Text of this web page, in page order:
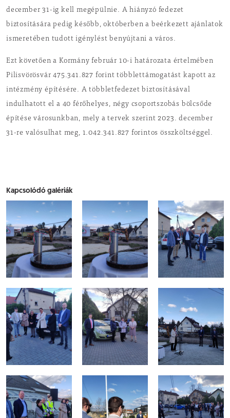
december 31-ig kell megépülnie. A hiányzó fedezet
biztosítására pedig később, októberben a beérkezett ajánlatok
ismeretében tudott igénylést benyújtani a város.
Ezt követően a Kormány február 10-i határozata értelmében
Pilisvörösvár 475.341.827 forint többlettámogatást kapott az
intézmény építésére. A többletfedezet biztosításával
indulhatott el a 40 férőhelyes, négy csoportszobás bölcsőde
építése városunkban, mely a tervek szerint 2023. december
31-re valósulhat meg, 1.042.341.827 forintos összköltséggel.
Kapcsolódó galériák